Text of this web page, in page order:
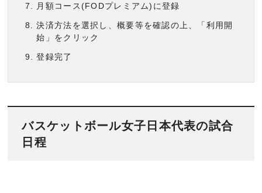
月額コース(FODプレミアム)に登録
決済方法を選択し、概要等を確認の上、「利用開
始」をクリック
登録完了
バスケットボール女子日本代表の試合
日程